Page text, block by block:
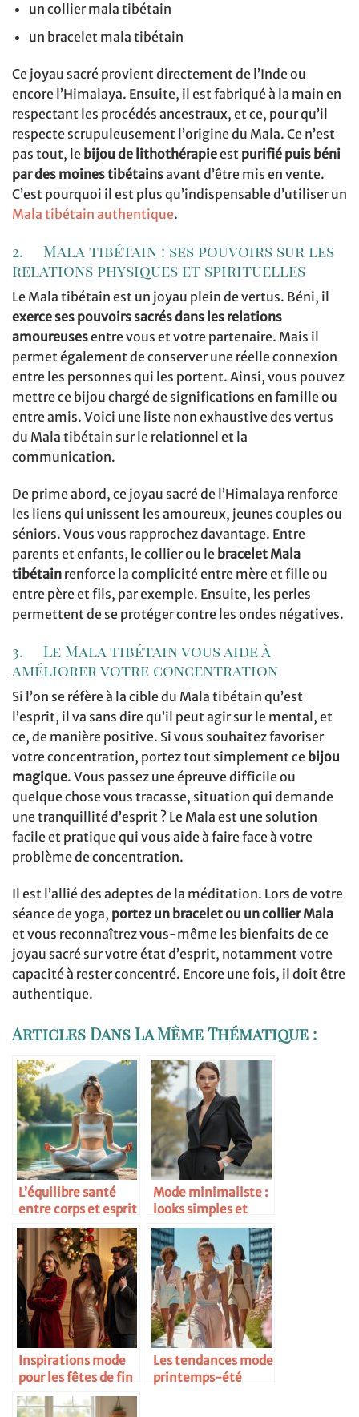
un collier mala tibétain
un bracelet mala tibétain
Ce joyau sacré provient directement de l’Inde ou
encore l’Himalaya. Ensuite, il est fabriqué à la main en
respectant les procédés ancestraux, et ce, pour qu’il
respecte scrupuleusement l’origine du Mala. Ce n’est
pas tout, le bijou de lithothérapieest purifié puis béni
par des moines tibétainsavant d’être mis en vente.
C’est pourquoi il est plus qu’indispensable d’utiliser un
Mala tibétain authentique.
2. Mala tibétain : ses pouvoirs sur les
relations physiques et spirituelles
Le Mala tibétain est un joyau plein de vertus. Béni, il
exerce ses pouvoirs sacrés dans les relations
amoureusesentre vous et votre partenaire. Mais il
permet également de conserver une réelle connexion
entre les personnes qui les portent. Ainsi, vous pouvez
mettre ce bijou chargé de significations en famille ou
entre amis. Voici une liste non exhaustive des vertus
du Mala tibétain sur le relationnel et la
communication.
De prime abord, ce joyau sacré de l’Himalaya renforce
les liens qui unissent les amoureux, jeunes couples ou
séniors. Vous vous rapprochez davantage. Entre
parents et enfants, le collier ou le bracelet Mala
tibétain renforce la complicité entre mère et fille ou
entre père et fils, par exemple. Ensuite, les perles
permettent de se protéger contre les ondes négatives.
3. Le Mala tibétain vous aide à
améliorer votre concentration
Si l’on se réfère à la cible du Mala tibétain qu’est
l’esprit, il va sans dire qu’il peut agir sur le mental, et
ce, de manière positive. Si vous souhaitez favoriser
votre concentration, portez tout simplement ce bijou
magique. Vous passez une épreuve difficile ou
quelque chose vous tracasse, situation qui demande
une tranquillité d’esprit ? Le Mala est une solution
facile et pratique qui vous aide à faire face à votre
problème de concentration.
Il est l’allié des adeptes de la méditation. Lors de votre
séance de yoga, portez un bracelet ou un collier Mala
et vous reconnaîtrez vous-même les bienfaits de ce
joyau sacré sur votre état d’esprit, notamment votre
capacité à rester concentré. Encore une fois, il doit être
authentique.
Articles Dans La Même Thématique :
L’équilibre santé
entre corps et esprit
Mode minimaliste :
looks simples et
chics
Inspirations mode
pour les fêtes de fin
d’année
Les tendances mode
printemps-été